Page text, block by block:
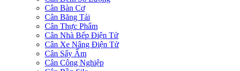
Cân Bàn Cơ
Cân Băng Tải
Cân Thực Phẩm
Cân Nhà Bếp Điện Tử
Cân Xe Nâng Điện Tử
Cân Sấy Ẩm
Cân Công Nghiệp